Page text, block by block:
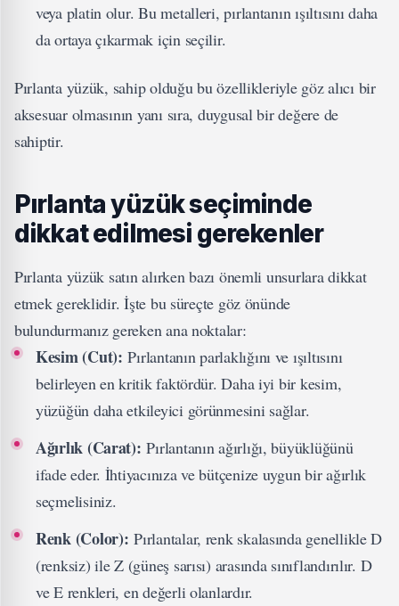
veya platin olur. Bu metalleri, pırlantanın ışıltısını daha
da ortaya çıkarmak için seçilir.
Pırlanta yüzük, sahip olduğu bu özellikleriyle göz alıcı bir
aksesuar olmasının yanı sıra, duygusal bir değere de
sahiptir.
Pırlanta yüzük seçiminde
dikkat edilmesi gerekenler
Pırlanta yüzük satın alırken bazı önemli unsurlara dikkat
etmek gereklidir. İşte bu süreçte göz önünde
bulundurmanız gereken ana noktalar:
Kesim (Cut): Pırlantanın parlaklığını ve ışıltısını
belirleyen en kritik faktördür. Daha iyi bir kesim,
yüzüğün daha etkileyici görünmesini sağlar.
Ağırlık (Carat): Pırlantanın ağırlığı, büyüklüğünü
ifade eder. İhtiyacınıza ve bütçenize uygun bir ağırlık
seçmelisiniz.
Renk (Color): Pırlantalar, renk skalasında genellikle D
(renksiz) ile Z (güneş sarısı) arasında sınıflandırılır. D
ve E renkleri, en değerli olanlardır.